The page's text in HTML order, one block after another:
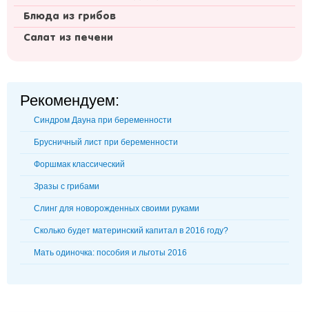
Блюда из грибов
Салат из печени
Рекомендуем:
Синдром Дауна при беременности
Брусничный лист при беременности
Форшмак классический
Зразы с грибами
Слинг для новорожденных своими руками
Сколько будет материнский капитал в 2016 году?
Мать одиночка: пособия и льготы 2016